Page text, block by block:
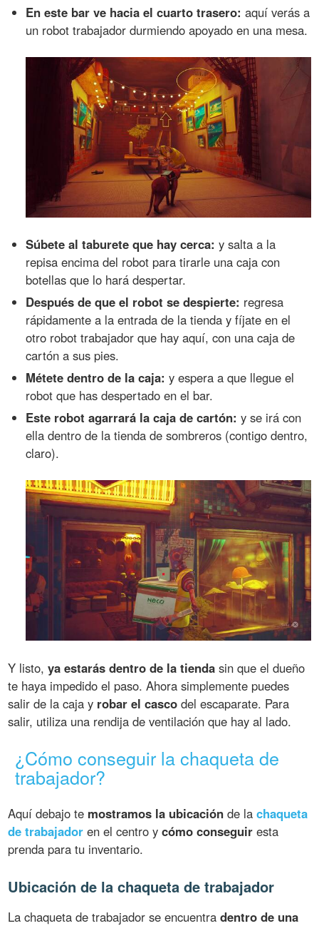
En este bar ve hacia el cuarto trasero: aquí verás a
un robot trabajador durmiendo apoyado en una mesa.
Súbete al taburete que hay cerca: y salta a la
repisa encima del robot para tirarle una caja con
botellas que lo hará despertar.
Después de que el robot se despierte: regresa
rápidamente a la entrada de la tienda y fíjate en el
otro robot trabajador que hay aquí, con una caja de
cartón a sus pies.
Métete dentro de la caja: y espera a que llegue el
robot que has despertado en el bar.
Este robot agarrará la caja de cartón: y se irá con
ella dentro de la tienda de sombreros (contigo dentro,
claro).
Y listo,ya estarás dentro de la tienda sin que el dueño
te haya impedido el paso. Ahora simplemente puedes
salir de la caja y robar el casco del escaparate. Para
salir, utiliza una rendija de ventilación que hay al lado.
¿Cómo conseguir la chaqueta de
trabajador?
Aquí debajo te mostramos la ubicación de lachaqueta
de trabajador en el centro ycómo conseguir esta
prenda para tu inventario.
Ubicación de la chaqueta de trabajador
La chaqueta de trabajador se encuentradentro de una